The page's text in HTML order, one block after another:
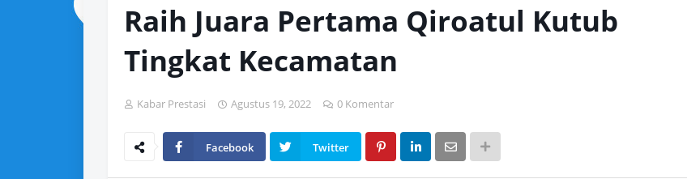
Raih Juara Pertama Qiroatul Kutub
Tingkat Kecamatan
Kabar Prestasi Agustus 19, 2022 0 Komentar
Facebook Twitter